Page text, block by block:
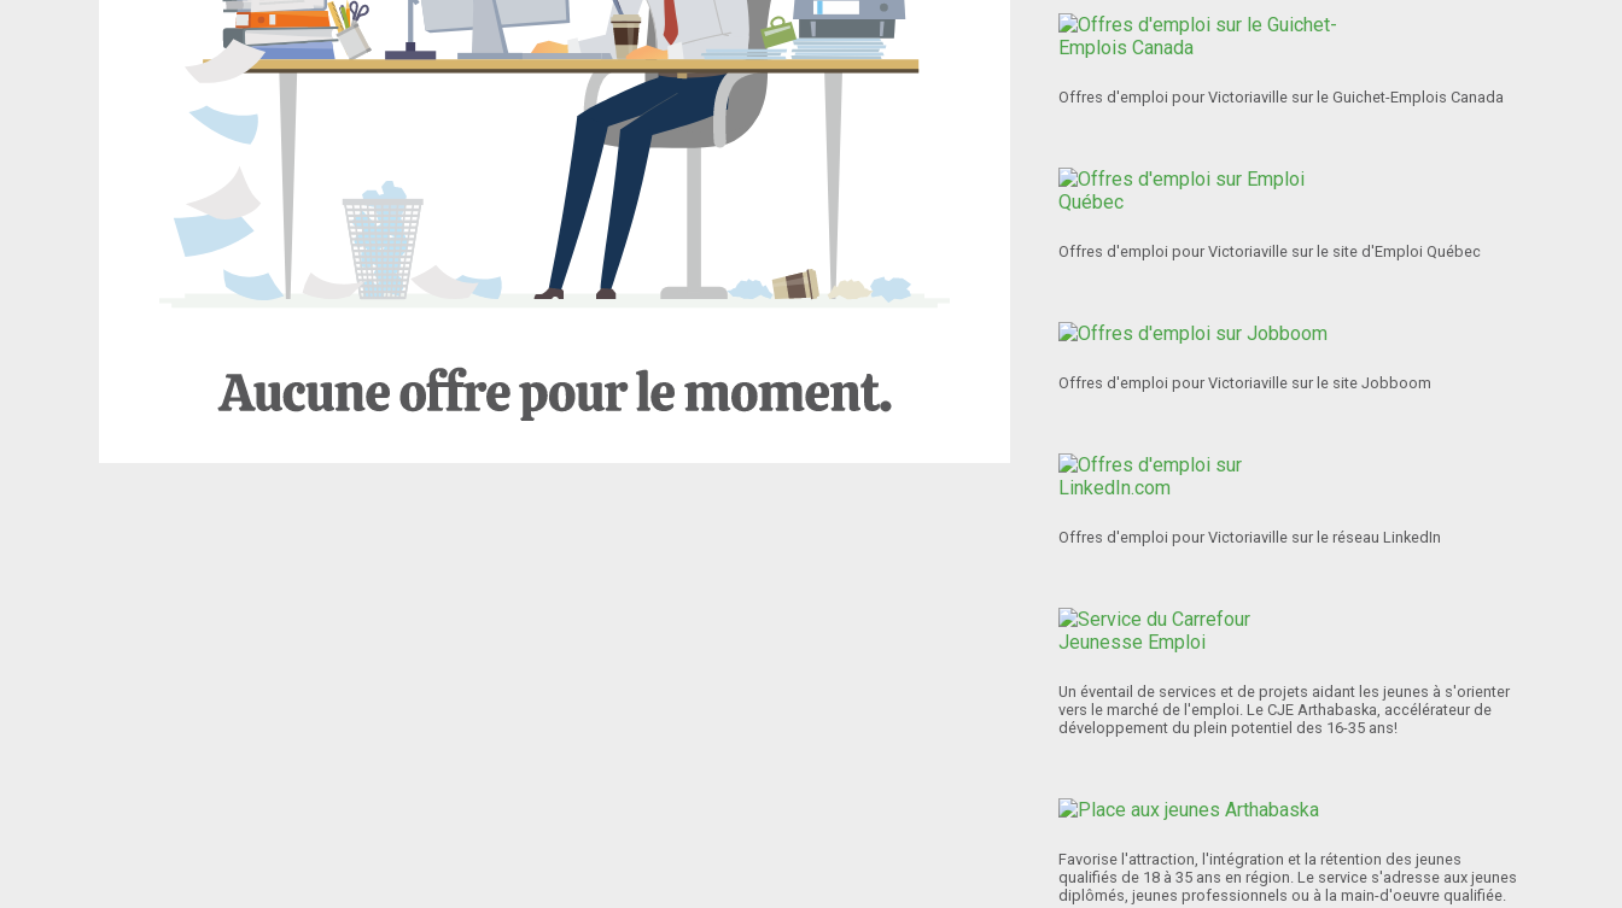
Offres d'emploi pour Victoriaville sur le Guichet-Emplois Canada
Offres d'emploi pour Victoriaville sur le site d'Emploi Québec
Offres d'emploi pour Victoriaville sur le site Jobboom
Offres d'emploi pour Victoriaville sur le réseau LinkedIn
Un éventail de services et de projets aidant les jeunes à s'orienter
vers le marché de l'emploi. Le CJE Arthabaska, accélérateur de
développement du plein potentiel des 16-35 ans!
Favorise l'attraction, l'intégration et la rétention des jeunes
qualifiés de 18 à 35 ans en région. Le service s'adresse aux jeunes
diplômés, jeunes professionnels ou à la main-d'oeuvre qualifiée.